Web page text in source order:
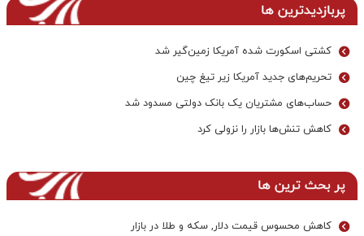
پربازدیدترین ها
کشتی اسکورت شده آمریکا زمین‌گیر شد
تحریم‌های جدید آمریکا زیر تیغ چین
حساب‌های مشتریان یک بانک‌ دولتی مسدود شد
کاهش تنش‌ها بازار را نزولی کرد
پر بحث ترین ها
کاهش محسوس قیمت دلار, سکه و طلا در بازار